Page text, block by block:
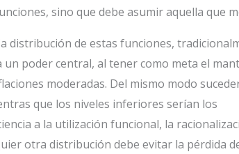
sino que debe asumir aquella que
distribución de estas funciones,
un poder central, al tener como meta el
moderadas. Del mismo modo
que los niveles inferiores serían los
a la utilización funcional, la
otra distribución debe evitar la pérdida